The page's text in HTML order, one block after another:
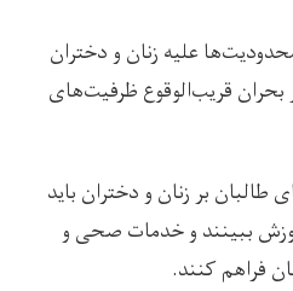
علیه زنان و دختران
بحران قریب‌الوقوع ظرفیت‌های
بر زنان و دختران باید
آموزش ببینند و خدمات صحی و
فراهم کنند.